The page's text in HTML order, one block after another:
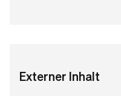
Externer Inhalt